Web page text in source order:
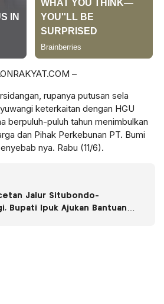
–
rupanya putusan sela
keterkaitan dengan HGU
berpuluh-puluh tahun menimbulkan
dan Pihak Perkebunan PT. Bumi
nya. Rabu (11/6).
Jalur Situbondo-
Bupati Ipuk Ajukan Bantuan